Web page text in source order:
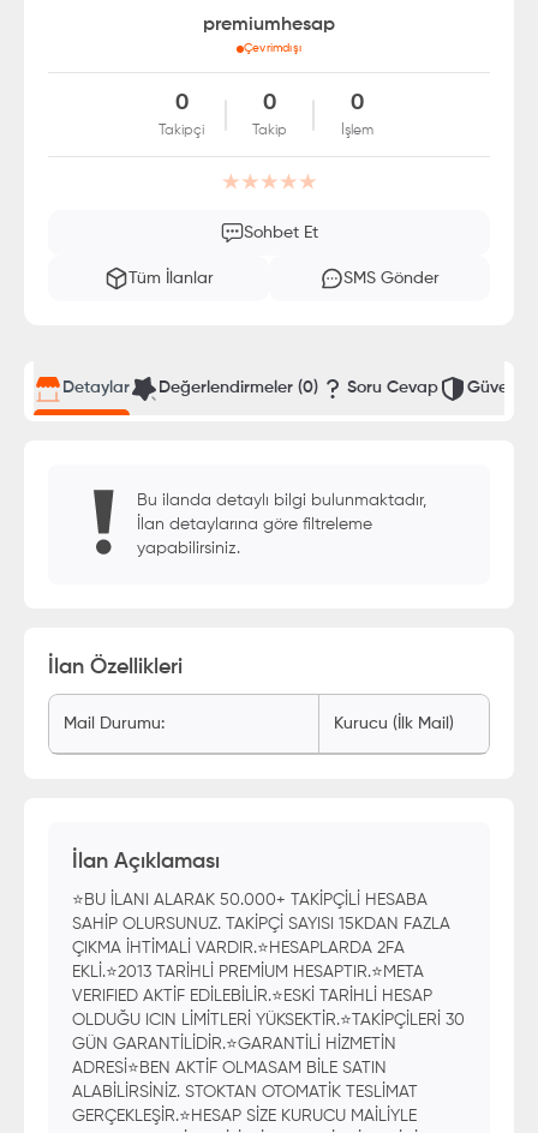
premiumhesap
Çevrimdışı
0
Takipçi
0
Takip
0
İşlem
Sohbet Et
Tüm İlanlar SMS Gönder
Detaylar Değerlendirmeler (0) Soru Cevap Güvenli
Bu ilanda detaylı bilgi bulunmaktadır,
İlan detaylarına göre filtreleme
yapabilirsiniz.
İlan Özellikleri
Mail Durumu: Kurucu (İlk Mail)
İlan Açıklaması
⭐️BU İLANI ALARAK 50.000+ TAKİPÇİLİ HESABA
SAHİP OLURSUNUZ. TAKİPÇİ SAYISI 15KDAN FAZLA
ÇIKMA İHTİMALİ VARDIR.⭐️HESAPLARDA 2FA
EKLİ.⭐️2013 TARİHLİ PREMİUM HESAPTIR.⭐️META
VERIFIED AKTİF EDİLEBİLİR.⭐️ESKİ TARİHLİ HESAP
OLDUĞU ICIN LİMİTLERİ YÜKSEKTİR.⭐️TAKİPÇİLERİ 30
GÜN GARANTİLİDİR.⭐️GARANTİLİ HİZMETİN
ADRESİ⭐️BEN AKTİF OLMASAM BİLE SATIN
ALABİLİRSİNİZ. STOKTAN OTOMATİK TESLİMAT
GERÇEKLEŞİR.⭐HESAP SİZE KURUCU MAİLİYLE